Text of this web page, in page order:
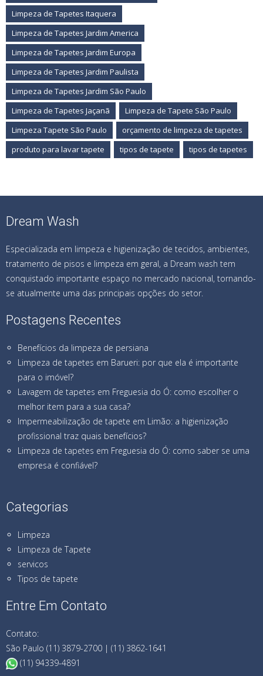
Limpeza de Tapetes Itaquera
Limpeza de Tapetes Jardim America
Limpeza de Tapetes Jardim Europa
Limpeza de Tapetes Jardim Paulista
Limpeza de Tapetes Jardim São Paulo
Limpeza de Tapetes Jaçanã
Limpeza de Tapete São Paulo
Limpeza Tapete São Paulo
orçamento de limpeza de tapetes
produto para lavar tapete
tipos de tapete tipos de tapetes
Dream Wash
Especializada em limpeza e higienização de tecidos, ambientes,
tratamento de pisos e limpeza em geral, a Dream wash tem
conquistado importante espaço no mercado nacional, tornando-
se atualmente uma das principais opções do setor.
Postagens Recentes
Benefícios da limpeza de persiana
Limpeza de tapetes em Barueri: por que ela é importante
para o imóvel?
Lavagem de tapetes em Freguesia do Ó: como escolher o
melhor item para a sua casa?
Impermeabilização de tapete em Limão: a higienização
profissional traz quais benefícios?
Limpeza de tapetes em Freguesia do Ó: como saber se uma
empresa é confiável?
Categorias
Limpeza
Limpeza de Tapete
servicos
Tipos de tapete
Entre Em Contato
Contato:
São Paulo (11) 3879-2700 | (11) 3862-1641
(11) 94339-4891